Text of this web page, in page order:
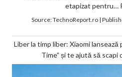
etapizat pentru…
Source:TechnoReport.ro|
Liber la timp liber: Xiaomi lansează
Time” și te ajută să scapi